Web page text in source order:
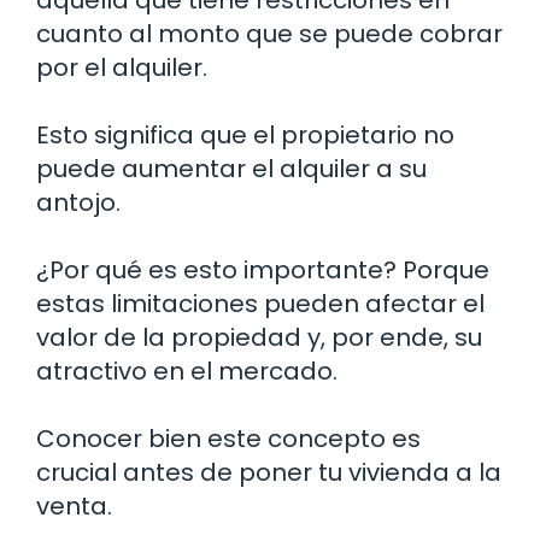
cuanto al monto que se puede cobrar
por el alquiler.
Esto significa que el propietario no
puede aumentar el alquiler a su
antojo.
¿Por qué es esto importante? Porque
estas limitaciones pueden afectar el
valor de la propiedad y, por ende, su
atractivo en el mercado.
Conocer bien este concepto es
crucial antes de poner tu vivienda a la
venta.